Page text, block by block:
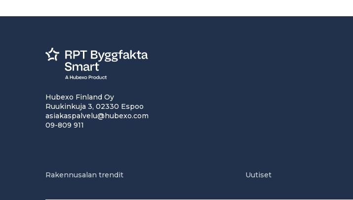
Hubexo Finland Oy
Ruukinkuja 3, 02330 Espoo
asiakaspalvelu@hubexo.com
09-809 911
Rakennusalan trendit Uutiset